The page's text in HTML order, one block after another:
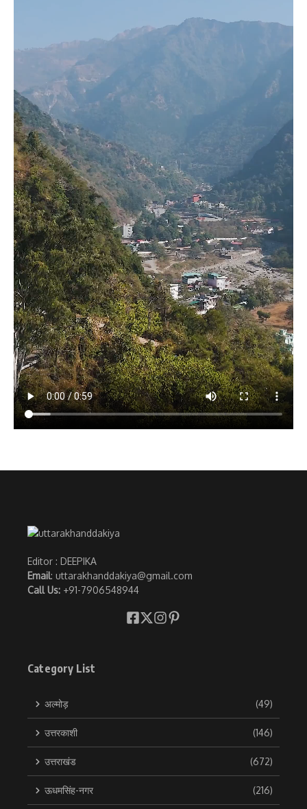
Editor : DEEPIKA
Email: uttarakhanddakiya@gmail.com
Call Us: +91-7906548944
Category List
अल्मोड़ (49)
उत्तरकाशी (146)
उत्तराखंड (672)
ऊधमसिंह-नगर (216)